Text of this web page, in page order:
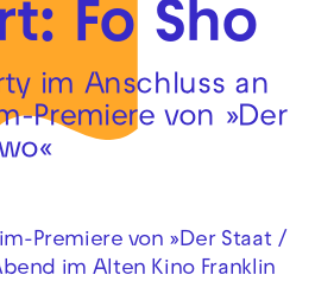
Fo Sho
im Anschluss an
Premiere von »Der
Premiere von »Der Staat /
im Alten Kino Franklin